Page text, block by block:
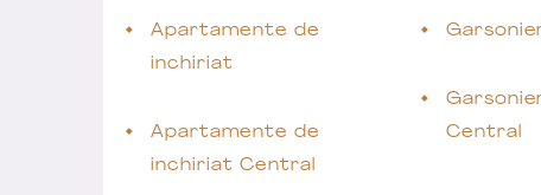
Apartamente de
inchiriat
Apartamente de
inchiriat Central
Central